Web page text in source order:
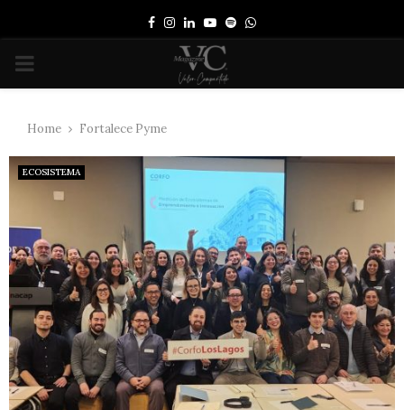
Facebook
Instagram
LinkedinYoutube
SpotifyWhatsapp
PRIMARY
Home Fortalece Pyme
ECOSISTEMA